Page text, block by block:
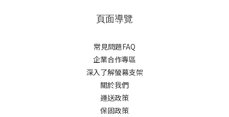
頁面導覽
常見問題FAQ
企業合作專區
深入了解螢幕支架
關於我們
運送政策
保固政策